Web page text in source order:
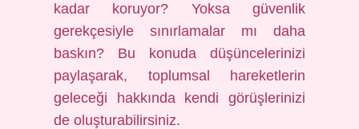
kadar koruyor? Yoksa güvenlik
gerekçesiyle sınırlamalar mı daha
baskın? Bu konuda düşüncelerinizi
paylaşarak, toplumsal hareketlerin
geleceği hakkında kendi görüşlerinizi
de oluşturabilirsiniz.